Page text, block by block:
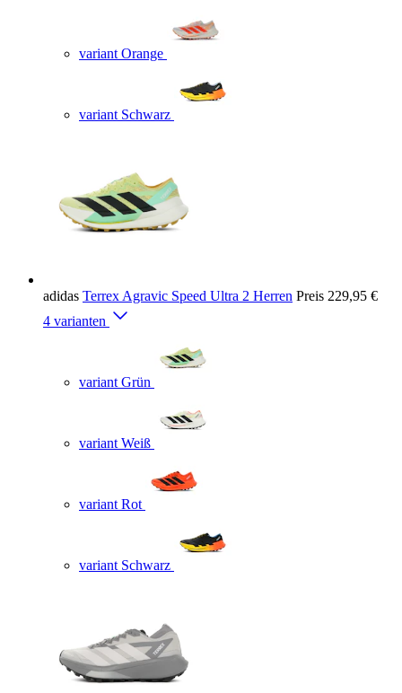
variant Orange
variant Schwarz
adidas Terrex Agravic Speed Ultra 2 Herren Preis 229,95 €
4 varianten
variant Grün
variant Weiß
variant Rot
variant Schwarz